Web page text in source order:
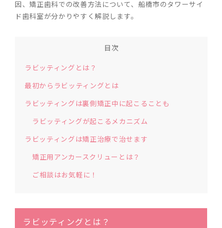
因、矯正歯科での改善方法について、船橋市のタワーサイ
ド歯科室が分かりやすく解説します。
目次
ラビッティングとは？
最初からラビッティングとは
ラビッティングは裏側矯正中に起こることも
ラビッティングが起こるメカニズム
ラビッティングは矯正治療で治せます
矯正用アンカースクリューとは？
ご相談はお気軽に！
ラビッティングとは？